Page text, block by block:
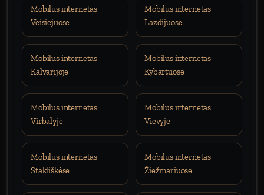
Mobilus internetas
Veisiejuose
Mobilus internetas
Lazdijuose
Mobilus internetas
Kalvarijoje
Mobilus internetas
Kybartuose
Mobilus internetas
Virbalyje
Mobilus internetas
Vievyje
Mobilus internetas
Stakliškėse
Mobilus internetas
Žiežmariuose